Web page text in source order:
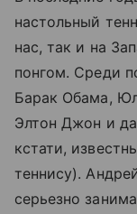
настольный
нас, так и на
понгом. Среди
Барак Обама,
Элтон Джон и
кстати,
теннису).
серьезно